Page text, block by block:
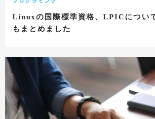
Linuxの国際標準資格、LPICについ
もまとめました